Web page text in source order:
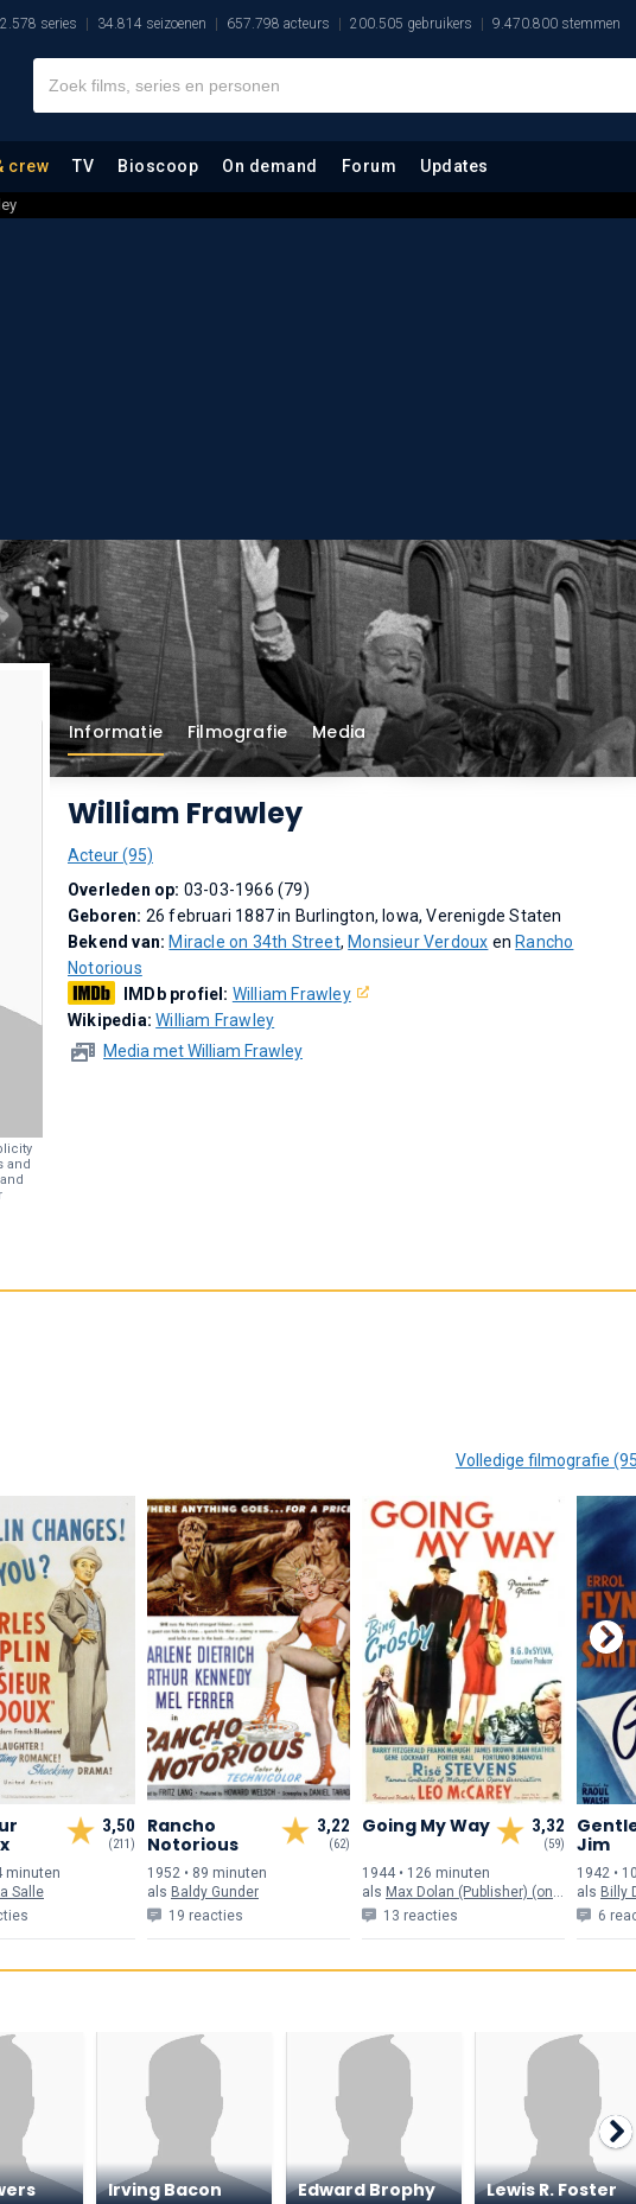
series 34.814 seizoenen 657.798 acteurs 200.505 gebruikers 9.470.800 stemmen
crew TV Bioscoop On demand Forum Updates
and
Informatie Filmografie Media
William Frawley
Acteur (95)
Overleden op: 03-03-1966 (79)
Geboren: 26 februari 1887 in Burlington, Iowa, Verenigde Staten
Bekend van: Miracle on 34th Street, Monsieur Verdoux en Rancho
Notorious
IMDb profiel: William Frawley
Wikipedia:William Frawley
Media met William Frawley
Volledige filmografie
3,50
(211)
minuten
Salle
3,22
(62)
Rancho
Notorious
1952 • 89 minuten
als Baldy Gunder
19 reacties
3,32
(59)
Going My Way
1944 • 126 minuten
als Max Dolan (Publisher) (onvermeld)
13 reacties
Jim
1942 •
als Billy
6
Irving Bacon Edward Brophy Lewis R. Foster